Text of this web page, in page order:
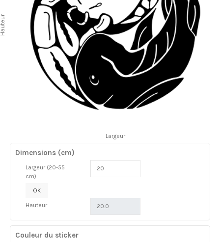
Largeur
Dimensions (cm)
Largeur (20-55
cm)
OK
Hauteur
Couleur du sticker